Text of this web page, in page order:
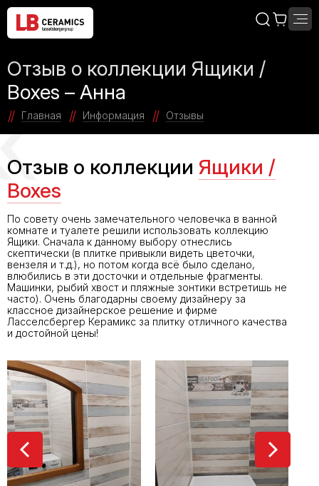
Отзыв о коллекции Ящики /
Boxes – Анна
Главная Информация Отзывы
Отзыв о коллекции Ящики /
Boxes
По совету очень замечательного человечка в ванной
комнате и туалете решили использовать коллекцию
Ящики. Сначала к данному выбору отнеслись
скептически (в плитке привыкли видеть цветочки,
вензеля и т.д.), но потом когда всё было сделано,
влюбились в эти досточки и отдельные фрагменты.
Машинки, рыбий хвост и пляжные зонтики встретишь не
часто). Очень благодарны своему дизайнеру за
классное дизайнерское решение и фирме
Ласселсбергер Керамикс за плитку отличного качества
и достойной цены!